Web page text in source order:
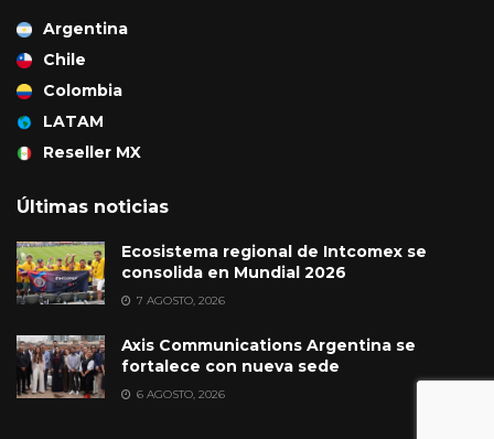
Argentina
Chile
Colombia
LATAM
Reseller MX
Últimas noticias
Ecosistema regional de Intcomex se
consolida en Mundial 2026
7 AGOSTO, 2026
Axis Communications Argentina se
fortalece con nueva sede
6 AGOSTO, 2026